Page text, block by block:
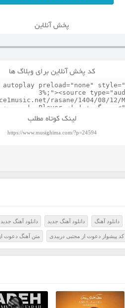
پخش آنلاین
کد پخش آنلاین برای وبلاگ ها
لینک کوتاه مطلب
https://www.musighima.com/?p=24594
دانلود آهنگ دانلود آهنگ جدید دانلود آهنگ جدید
کد پیشواز دعوت از مجتبی دربیدی متن آهنگ دعوت